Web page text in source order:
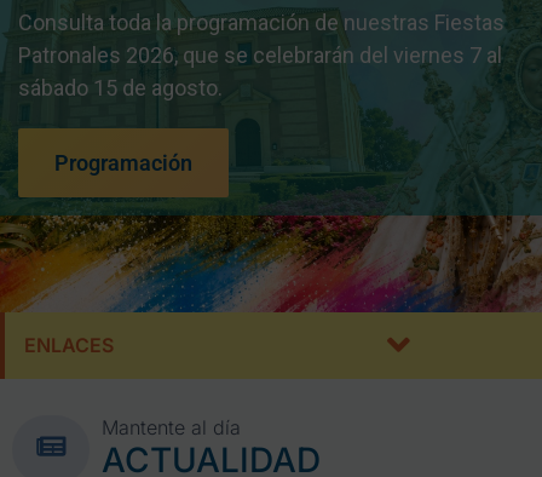
Consulta toda la programación de nuestras Fiestas
Patronales 2026, que se celebrarán del viernes 7 al
sábado 15 de agosto.
Programación
ENLACES
Mantente al día
ACTUALIDAD